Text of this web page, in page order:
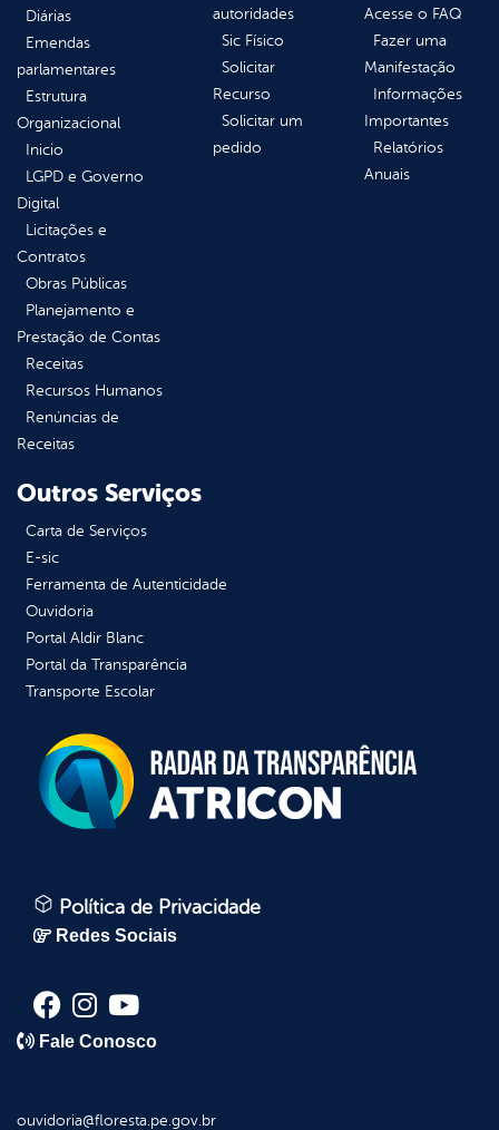
Diárias
Emendas
parlamentares
Estrutura
Organizacional
Inicio
LGPD e Governo
Digital
Licitações e
Contratos
Obras Públicas
Planejamento e
Prestação de Contas
Receitas
Recursos Humanos
Renúncias de
Receitas
autoridades
Sic Físico
Solicitar
Recurso
Solicitar um
pedido
Acesse o FAQ
Fazer uma
Manifestação
Informações
Importantes
Relatórios
Anuais
Outros Serviços
Carta de Serviços
E-sic
Ferramenta de Autenticidade
Ouvidoria
Portal Aldir Blanc
Portal da Transparência
Transporte Escolar
Política de Privacidade
Redes Sociais
Fale Conosco
ouvidoria@floresta.pe.gov.br